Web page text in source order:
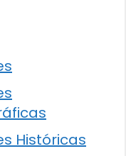
Históricas